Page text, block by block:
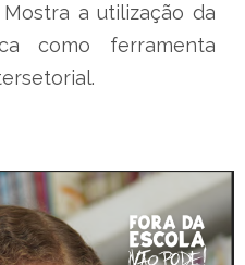
Mostra a utilização da
como ferramenta